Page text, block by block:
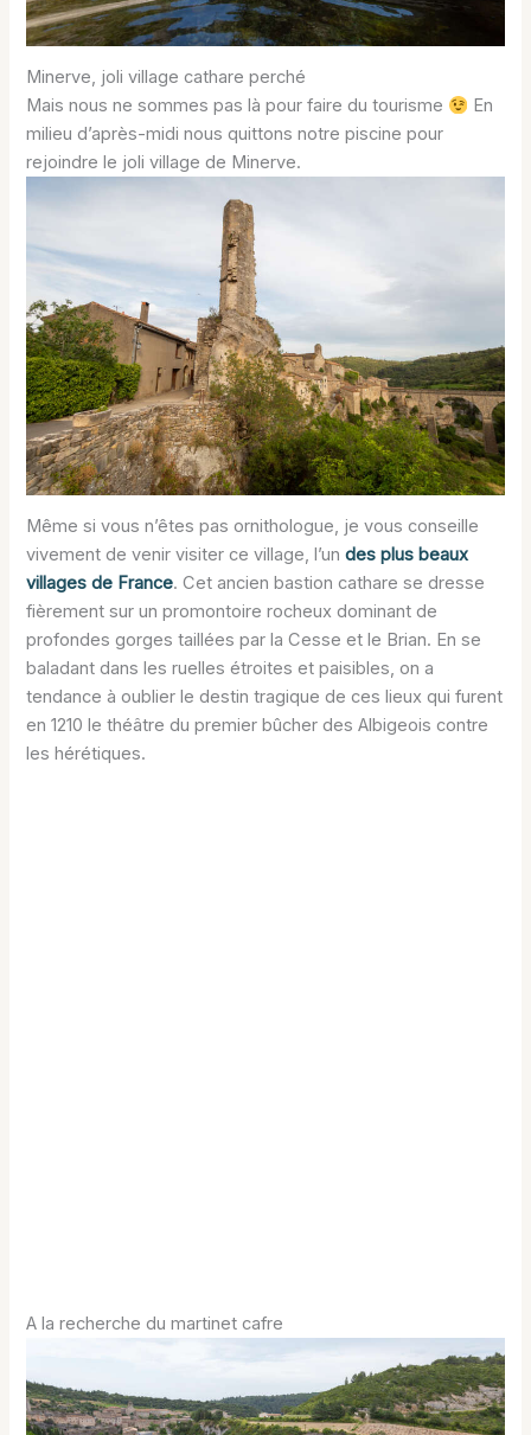
Minerve, joli village cathare perché
Mais nous ne sommes pas là pour faire du tourisme
En
milieu d’après-midi nous quittons notre piscine pour
rejoindre le joli village de Minerve.
Même si vous n’êtes pas ornithologue, je vous conseille
vivement de venir visiter ce village, l’undes plus beaux
villages de France. Cet ancien bastion cathare se dresse
fièrement sur un promontoire rocheux dominant de
profondes gorges taillées par la Cesse et le Brian. En se
baladant dans les ruelles étroites et paisibles, on a
tendance à oublier le destin tragique de ces lieux qui furent
en 1210 le théâtre du premier bûcher des Albigeois contre
les hérétiques.
A la recherche du martinet cafre